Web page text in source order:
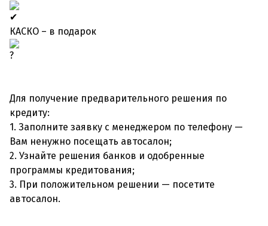
КАСКО – в подарок
Для получение предварительного решения по
кредиту:
1. Заполните заявку с менеджером по телефону —
Вам ненужно посещать автосалон;
2. Узнайте решения банков и одобренные
программы кредитования;
3. При положительном решении — посетите
автосалон.